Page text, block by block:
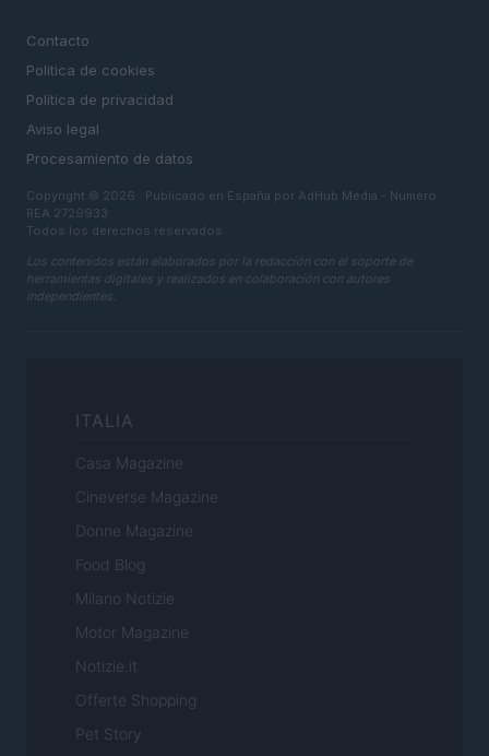
Contacto
Politica de cookies
Política de privacidad
Aviso legal
Procesamiento de datos
Copyright © 2026 · Publicado en España por AdHub Media - Numero
REA 2729933
Todos los derechos reservados
Los contenidos están elaborados por la redacción con el soporte de
herramientas digitales y realizados en colaboración con autores
independientes.
ITALIA
Casa Magazine
Cineverse Magazine
Donne Magazine
Food Blog
Milano Notizie
Motor Magazine
Notizie.it
Offerte Shopping
Pet Story